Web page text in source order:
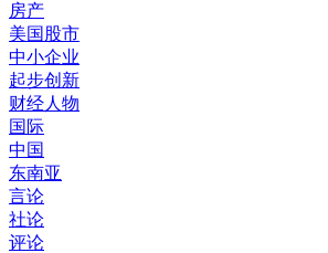
房产
美国股市
中小企业
起步创新
财经人物
国际
中国
东南亚
言论
社论
评论